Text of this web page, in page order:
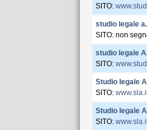
SITO:
studio legale
SITO: non
studio legale
SITO:
Studio legale
SITO:
Studio legale
SITO: